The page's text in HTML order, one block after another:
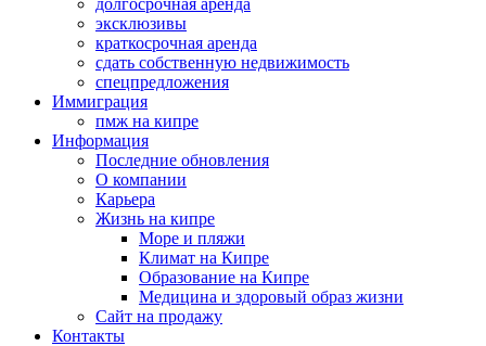
долгосрочная аренда
эксклюзивы
краткосрочная аренда
сдать собственную недвижимость
спецпредложения
Иммиграция
пмж на кипре
Информация
Последние обновления
О компании
Карьера
Жизнь на кипре
Море и пляжи
Климат на Кипре
Образование на Кипре
Медицина и здоровый образ жизни
Сайт на продажу
Контакты